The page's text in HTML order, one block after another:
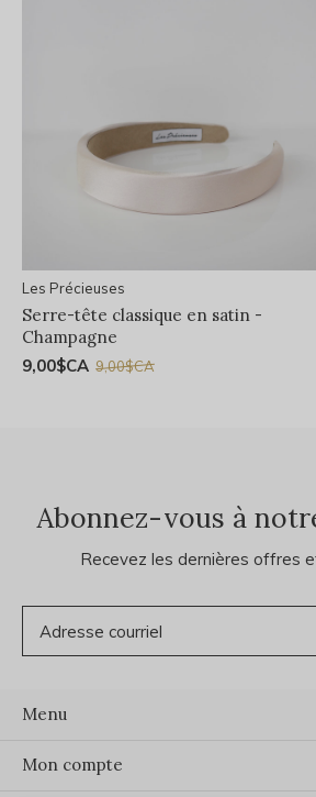
Les Précieuses
Serre-tête classique en satin -
Champagne
9,00$CA 9,00$CA
Abonnez-vous à
Recevez les dernières offres
Menu
Mon compte